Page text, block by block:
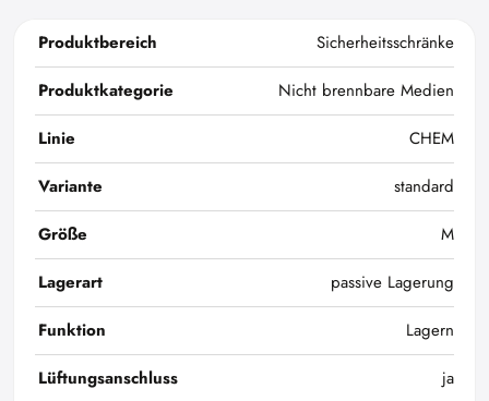
Produktbereich
Sicherheitsschränke
Produktkategorie
Nicht brennbare Medien
Linie
CHEM
Variante
standard
Größe
M
Lagerart
passive Lagerung
Funktion
Lagern
Lüftungsanschluss
ja